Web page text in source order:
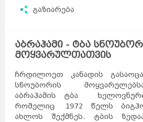
გაზიარება
აბრაჰამი - ტბა
მოყვარულთათვის
ჩრდილოეთ კანადის
სნოუბორის
აბრაჰამის ტბა ხელოვნური
რომელიც 1972 წელს
ახლოს შექმნეს. ტბის